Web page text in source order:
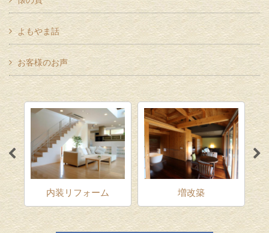
よもやま話
お客様のお声
内装リフォーム 増改築